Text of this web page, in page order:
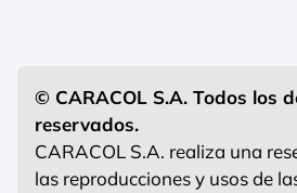
© CARACOL S.A. Todos los
reservados.
CARACOL S.A. realiza una
las reproducciones y usos de